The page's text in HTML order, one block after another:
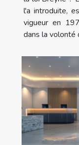
l'a introduite,
vigueur en
dans la volonté